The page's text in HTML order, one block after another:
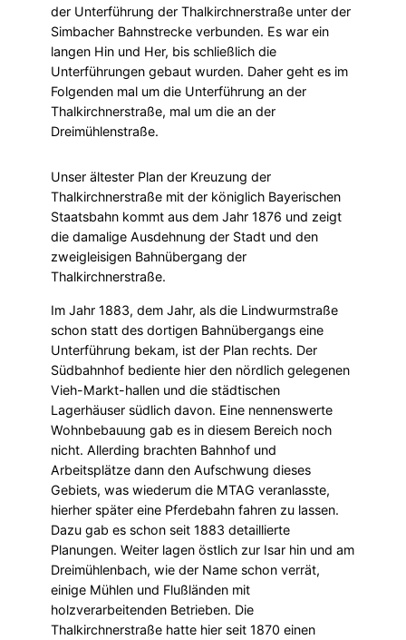
der Unterführung der Thalkirchnerstraße unter der
Simbacher Bahnstrecke verbunden. Es war ein
langen Hin und Her, bis schließlich die
Unterführungen gebaut wurden. Daher geht es im
Folgenden mal um die Unterführung an der
Thalkirchnerstraße, mal um die an der
Dreimühlenstraße.
Unser ältester Plan der Kreuzung der
Thalkirchnerstraße mit der königlich Bayerischen
Staatsbahn kommt aus dem Jahr 1876 und zeigt
die damalige Ausdehnung der Stadt und den
zweigleisigen Bahnübergang der
Thalkirchnerstraße.
Im Jahr 1883, dem Jahr, als die Lindwurmstraße
schon statt des dortigen Bahnübergangs eine
Unterführung bekam, ist der Plan rechts. Der
Südbahnhof bediente hier den nördlich gelegenen
Vieh-Markt-hallen und die städtischen
Lagerhäuser südlich davon. Eine nennenswerte
Wohnbebauung gab es in diesem Bereich noch
nicht. Allerding brachten Bahnhof und
Arbeitsplätze dann den Aufschwung dieses
Gebiets, was wiederum die MTAG veranlasste,
hierher später eine Pferdebahn fahren zu lassen.
Dazu gab es schon seit 1883 detaillierte
Planungen. Weiter lagen östlich zur Isar hin und am
Dreimühlenbach, wie der Name schon verrät,
einige Mühlen und Flußländen mit
holzverarbeitenden Betrieben. Die
Thalkirchnerstraße hatte hier seit 1870 einen